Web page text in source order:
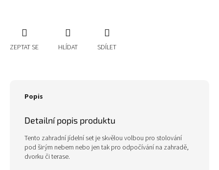
ZEPTAT SE HLÍDAT SDÍLET
Popis
Detailní popis produktu
Tento zahradní jídelní set je skvělou volbou pro stolování
pod širým nebem nebo jen tak pro odpočívání na zahradě,
dvorku či terase.